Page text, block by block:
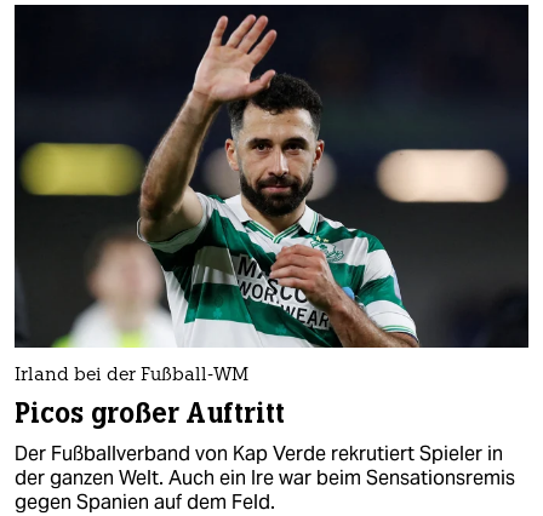
Irland bei der Fußball-WM
Picos großer Auftritt
Der Fußballverband von Kap Verde rekrutiert Spieler in
der ganzen Welt. Auch ein Ire war beim Sensationsremis
gegen Spanien auf dem Feld.